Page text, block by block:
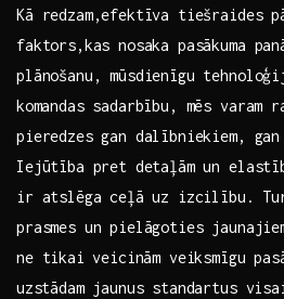
Kā redzam,efektīva tiešraides
faktors,kas nosaka pasākuma
plānošanu,​ mūsdienīgu‍
⁤komandas sadarbību, mēs varam
pieredzes gan dalībniekiem,
Iejūtība pret detaļām un
ir atslēga​ ceļā uz izcilību.
prasmes un pielāgoties
ne tikai ⁢veicinām veiksmīgu
⁣uzstādam​ jaunus standartus